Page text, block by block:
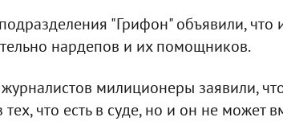
"Грифон" объявили, что
нардепов и их помощников.
милиционеры заявили,
что есть в суде, но и он не может